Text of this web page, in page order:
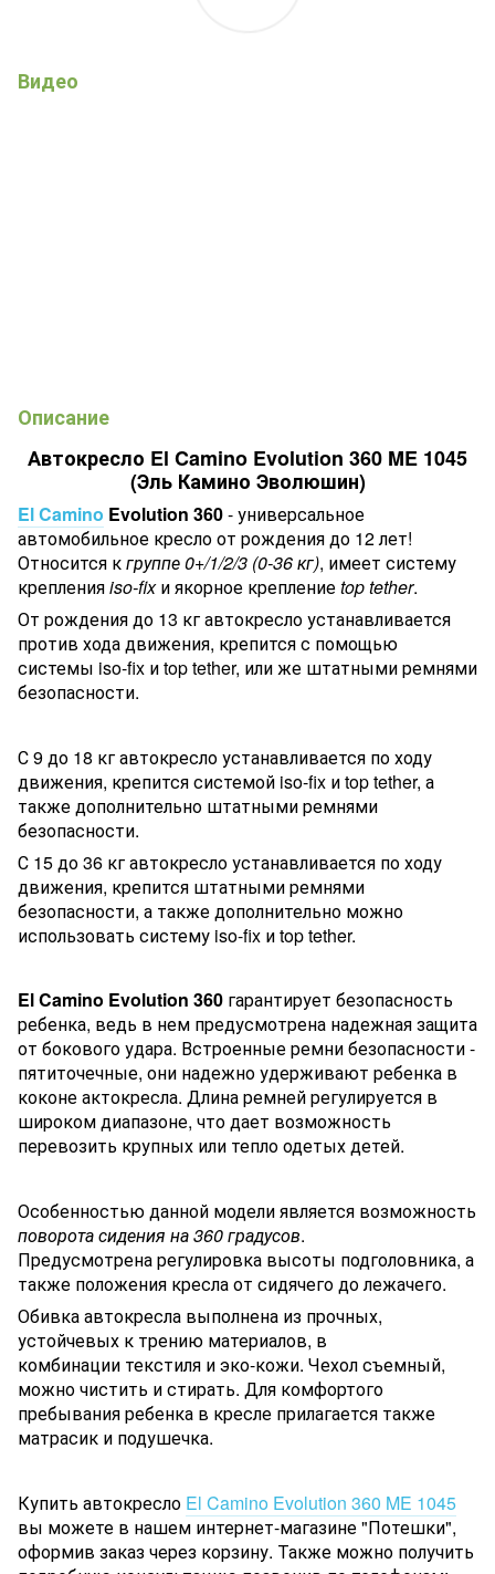
Видео
Описание
Автокресло El Camino Evolution 360 ME 1045
(Эль Камино Эволюшин)
El Camino Evolution 360- универсальное
автомобильное кресло от рождения до 12 лет!
Относится кгруппе 0+/1/2/3 (0-36 кг), имеет систему
крепленияiso-fixи якорное креплениеtop tether.
От рождения до 13 кг автокресло устанавливается
против хода движения, крепится с помощью
системы iso-fix и top tether, или же штатными ремнями
безопасности.
С 9 до 18 кг автокресло устанавливается по ходу
движения, крепится системой iso-fix и top tether, а
также дополнительно штатными ремнями
безопасности.
С 15 до 36 кг автокресло устанавливается по ходу
движения, крепится штатными ремнями
безопасности, а также дополнительно можно
использовать систему iso-fix и top tether.
El Camino Evolution 360 гарантирует безопасность
ребенка, ведь в нем предусмотрена надежная защита
от бокового удара. Встроенные ремни безопасности -
пятиточечные, они надежно удерживают ребенка в
коконе актокресла. Длина ремней регулируется в
широком диапазоне, что дает возможность
перевозить крупных или тепло одетых детей.
Особенностью данной модели является возможность
поворота сидения на 360 градусов.
Предусмотрена регулировка высоты подголовника, а
также положения кресла от сидячего до лежачего.
Обивка автокресла выполнена из прочных,
устойчевых к трению материалов, в
комбинации текстиля и эко-кожи. Чехол съемный,
можно чистить и стирать. Для комфортого
пребывания ребенка в кресле прилагается также
матрасик и подушечка.
Купить автокресло El Camino Evolution 360 ME 1045
вы можете в нашем интернет-магазине "Потешки",
оформив заказ через корзину. Также можно получить